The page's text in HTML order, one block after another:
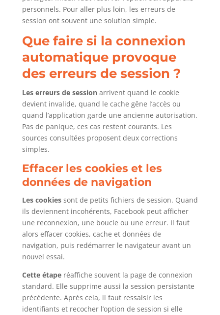
personnels. Pour aller plus loin, les erreurs de
session ont souvent une solution simple.
Que faire si la connexion
automatique provoque
des erreurs de session ?
Les erreurs de sessionarrivent quand le cookie
devient invalide, quand le cache gêne l’accès ou
quand l’application garde une ancienne autorisation.
Pas de panique, ces cas restent courants. Les
sources consultées proposent deux corrections
simples.
Effacer les cookies et les
données de navigation
Les cookiessont de petits fichiers de session. Quand
ils deviennent incohérents, Facebook peut afficher
une reconnexion, une boucle ou une erreur. Il faut
alors effacer cookies, cache et données de
navigation, puis redémarrer le navigateur avant un
nouvel essai.
Cette étaperéaffiche souvent la page de connexion
standard. Elle supprime aussi la session persistante
précédente. Après cela, il faut ressaisir les
identifiants et recocher l’option de session si elle